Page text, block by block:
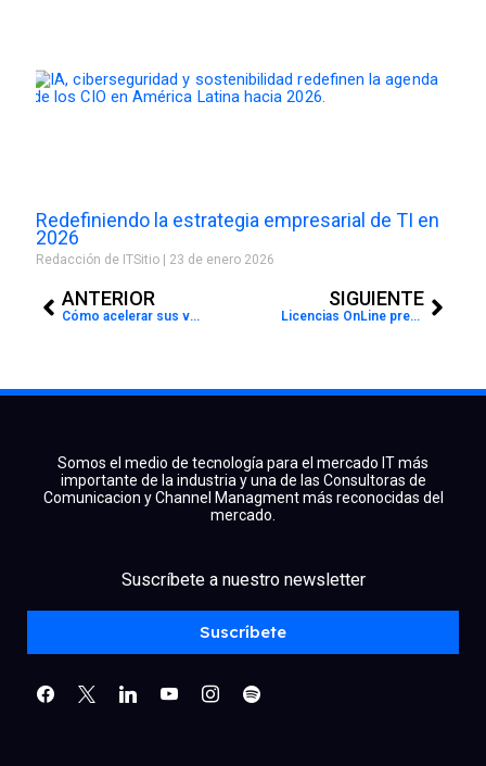
Redefiniendo la estrategia empresarial de TI en
2026
Redacción de ITSitio 23 de enero 2026
ANTERIOR
Cómo acelerar sus ventas de servidores e hiperconvergencia
SIGUIENTE
Licencias OnLine prepara a su ecosistema de canales a responder a las demandas de seguridad
Somos el medio de tecnología para el mercado IT más
importante de la industria y una de las Consultoras de
Comunicacion y Channel Managment más reconocidas del
mercado.
Suscríbete a nuestro newsletter
Suscríbete
linkedinyoutubeinstagram
spotify